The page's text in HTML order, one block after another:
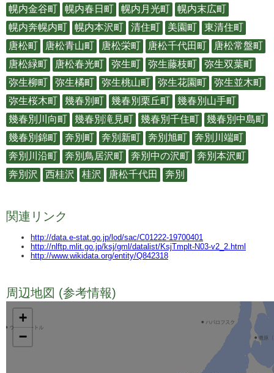
幌内金谷町
幌内春日町 幌内月光町
幌内末広町
幌内奔幌内町
幌内本沢町 清住町 美園町
東清住町
唐松町
唐松青山町 唐松栄町 唐松千代田町
唐松常盤町
唐松緑町
唐松春光町 弥生町 弥生藤枝町
弥生双葉町
弥生柳町
弥生橘町 弥生桃山町 弥生花園町
弥生並木町
弥生桜木町
幾春別町 幾春別栗丘町
幾春別山手町
幾春別川向町
幾春別滝見町 幾春別千住町
幾春別中島町
幾春別錦町
奔別町 奔別新町 奔別旭町
奔別川端町
奔別川沿町
奔別鳥居沢町 奔別中の沢町
奔別本沢町
奔別沢
西桂沢 桂沢 唐松千代田 奔別
関連リンク
http://data.e-stat.go.jp/lod/sac/C01222-19700401
http://nlftp.mlit.go.jp/ksj/gml/datalist/KsjTmplt-N03-v2_2.html
http://www.wikidata.org/entity/Q842318
周辺地図 (参考情報)
+
−